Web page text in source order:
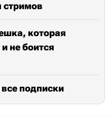
стримов
которая
не боится
подписки